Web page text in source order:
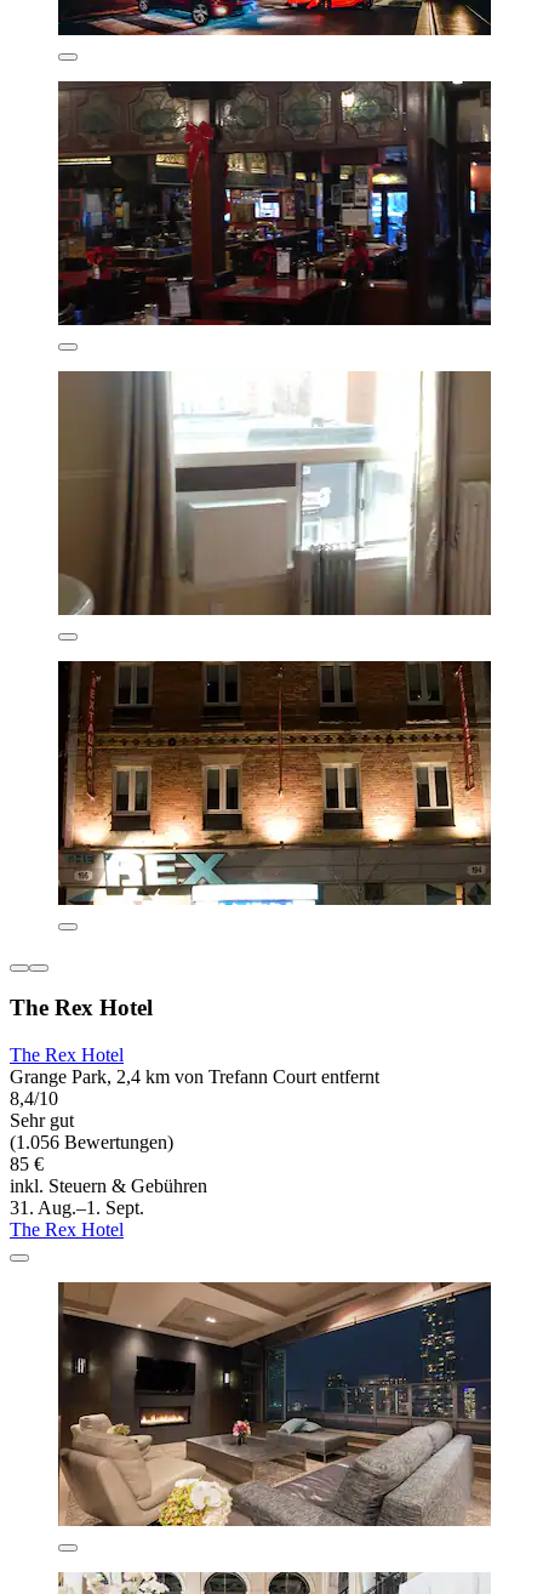
The Rex Hotel
The Rex Hotel
Grange Park, 2,4 km von Trefann Court entfernt
8,4/10
Sehr gut
(1.056 Bewertungen)
85 €
inkl. Steuern & Gebühren
31. Aug.–1. Sept.
The Rex Hotel